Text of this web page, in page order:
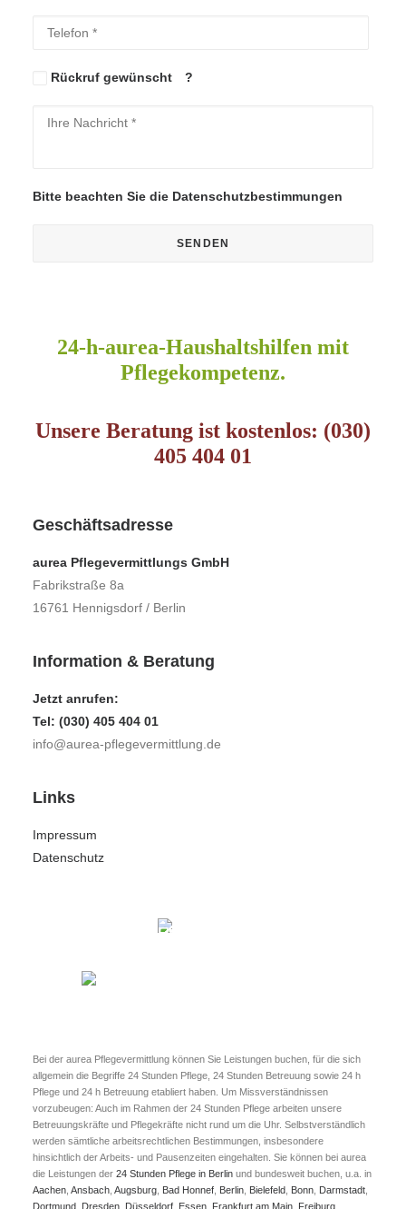
Bitte lasse dieses Feld leer.
Rückruf gewünscht ?
Bitte beachten Sie die Datenschutzbestimmungen
24-h-aurea-Haushaltshilfen mit
Pflegekompetenz.
Unsere Beratung ist kostenlos: (030)
405 404 01
Geschäftsadresse
aurea Pflegevermittlungs GmbH
Fabrikstraße 8a
16761 Hennigsdorf / Berlin
Information & Beratung
Jetzt anrufen:
Tel: (030) 405 404 01
info@aurea-pflegevermittlung.de
Links
Impressum
Datenschutz
Bei der aurea Pflegevermittlung können Sie Leistungen buchen, für die sich
allgemein die Begriffe 24 Stunden Pflege, 24 Stunden Betreuung sowie 24 h
Pflege und 24 h Betreuung etabliert haben. Um Missverständnissen
vorzubeugen: Auch im Rahmen der 24 Stunden Pflege arbeiten unsere
Betreuungskräfte und Pflegekräfte nicht rund um die Uhr. Selbstverständlich
werden sämtliche arbeitsrechtlichen Bestimmungen, insbesondere
hinsichtlich der Arbeits- und Pausenzeiten eingehalten. Sie können bei aurea
die Leistungen der 24 Stunden Pflege in Berlin und bundesweit buchen, u.a. in
Aachen Ansbach Augsburg Bad Honnef Berlin Bielefeld Bonn Darmstadt
Dortmund Dresden Düsseldorf Essen Frankfurt am Main Freiburg